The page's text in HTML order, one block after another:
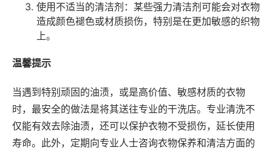
使用不适当的清洁剂：某些强力清洁剂可能会对衣物
造成颜色褪色或材质损伤，特别是在更加敏感的织物
上。
温馨提示
当遇到特别顽固的油渍，或是高价值、敏感材质的衣物
时，最安全的做法是将其送往专业的干洗店。专业清洗不
仅能有效去除油渍，还可以保护衣物不受损伤，延长使用
寿命。此外，定期向专业人士咨询衣物保养和清洁方面的